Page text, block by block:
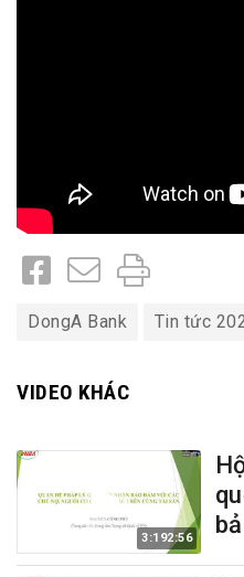
DongA Bank Tin tức
VIDEO KHÁC
3:192:56